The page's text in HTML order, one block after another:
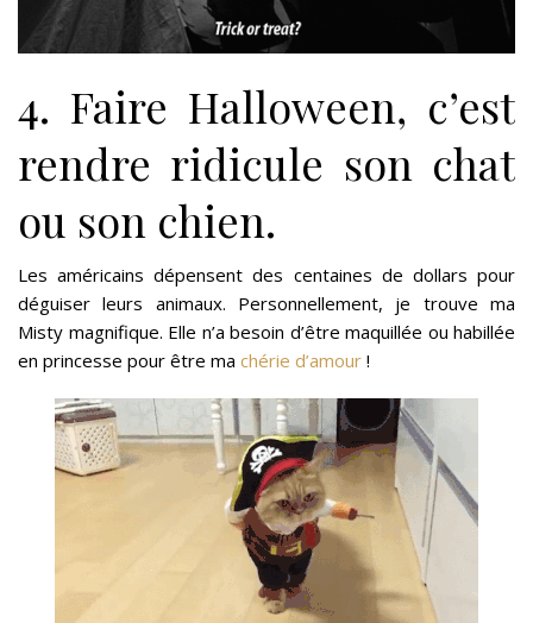
4. Faire Halloween, c’est
rendre ridicule son chat
ou son chien.
Les américains dépensent des centaines de dollars pour
déguiser leurs animaux. Personnellement, je trouve ma
Misty magnifique. Elle n’a besoin d’être maquillée ou habillée
en princesse pour être ma chérie d’amour !